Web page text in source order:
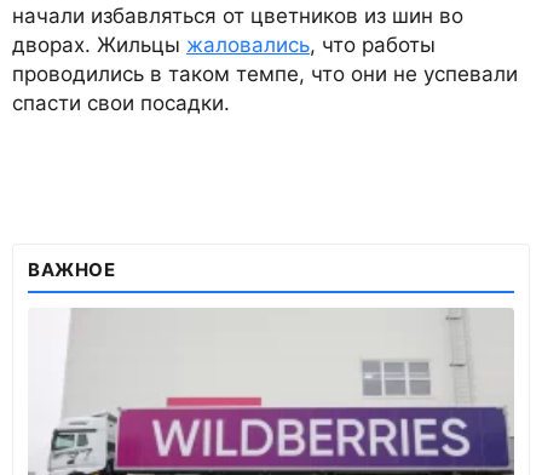
начали избавляться от цветников из шин во
дворах. Жильцы жаловались, что работы
проводились в таком темпе, что они не успевали
спасти свои посадки.
ВАЖНОЕ